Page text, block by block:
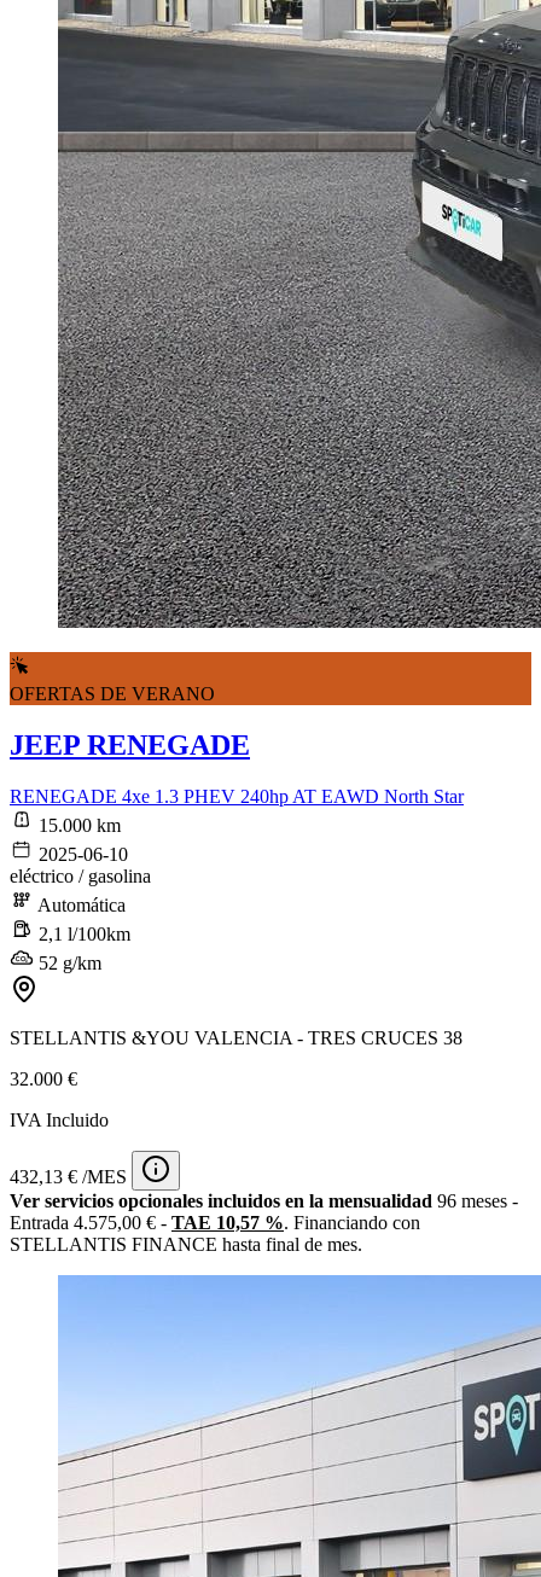
OFERTAS DE VERANO
JEEP RENEGADE
RENEGADE 4xe 1.3 PHEV 240hp AT EAWD North Star
15.000 km
2025-06-10
eléctrico / gasolina
Automática
2,1 l/100km
52 g/km
STELLANTIS &YOU VALENCIA - TRES CRUCES 38
32.000 €
IVA Incluido
432,13 € /MES
Ver servicios opcionales incluidos en la mensualidad 96 meses -
Entrada 4.575,00 € - TAE 10,57 %. Financiando con
STELLANTIS FINANCE hasta final de mes.